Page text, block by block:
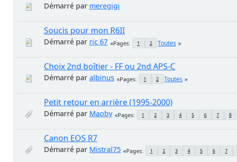
Démarré par meregigi
Soucis pour mon R6II
Démarré par ric 67 Pages 1 2 Toutes
Choix 2nd boîtier - FF ou 2nd APS-C
Démarré par albinus Pages 1 2 Toutes
Petit retour en arrière (1995-2000)
Démarré par Maoby Pages 1 2 3 4 5 6 7 8
Canon EOS R7
Démarré par Mistral75 Pages 1 2 3 4 5 6 7